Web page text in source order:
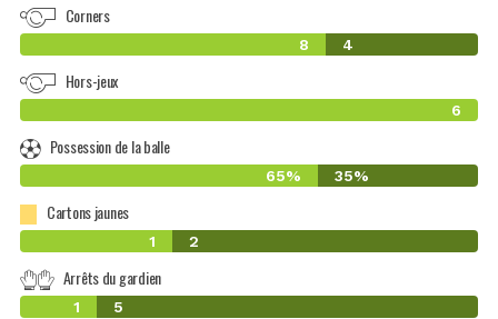
Corners
8 4
Hors-jeux
6
Possession de la balle
65% 35%
Cartons jaunes
1 2
Arrêts du gardien
1 5